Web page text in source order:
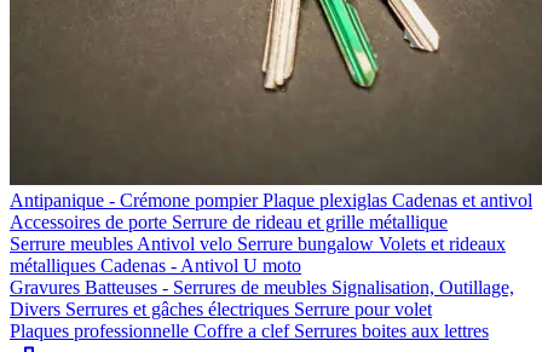
Antipanique - Crémone pompierPlaque plexiglas Cadenas et antivol
Accessoires de porte Serrure de rideau et grille métallique
Serrure meubles Antivol velo Serrure bungalow Volets et rideaux
métalliques Cadenas - Antivol U moto
Gravures Batteuses - Serrures de meubles Signalisation, Outillage,
Divers Serrures et gâches électriques Serrure pour volet
Plaques professionnelle Coffre a clef Serrures boites aux lettres